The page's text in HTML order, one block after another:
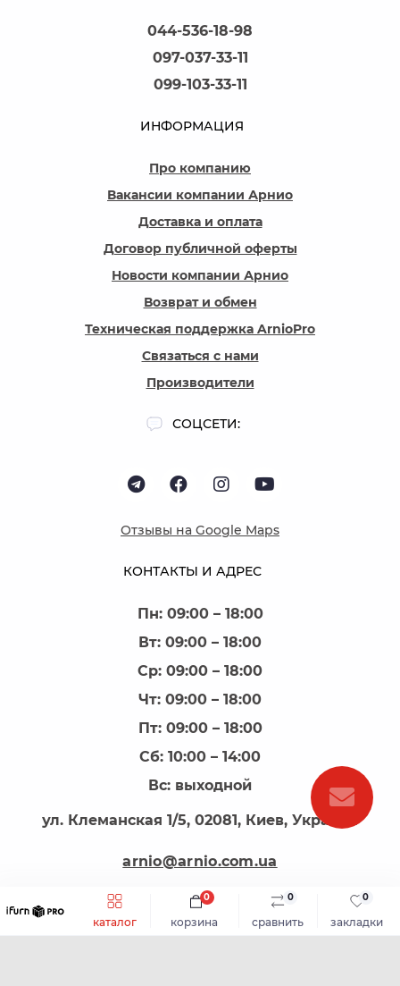
каталог сравнить
0
закладки
0
корзина
0
044-536-18-98
097-037-33-11
099-103-33-11
КОНТАКТЫ И АДРЕС
Пн: 09:00 – 18:00
Вт: 09:00 – 18:00
Ср: 09:00 – 18:00
Чт: 09:00 – 18:00
Пт: 09:00 – 18:00
Сб: 10:00 – 14:00
Вс: выходной
ул. Клеманская 1/5, 02081, Киев, Украина
arnio@arnio.com.ua
ИНФОРМАЦИЯ
Про компанию
Вакансии компании Арнио
Доставка и оплата
Договор публичной оферты
Новости компании Арнио
Возврат и обмен
Техническая поддержка ArnioPro
Связаться с нами
Производители
СОЦСЕТИ:
Отзывы на Google Maps